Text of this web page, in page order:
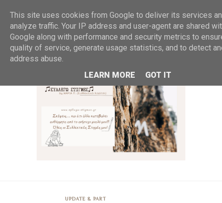
MENU
UPDATE & PART
This site uses cookies from Google to deliver its services
analyze traffic. Your IP address and user-agent are shared
Google along with performance and security metrics to
quality of service, generate usage statistics, and to detect
address abuse.
LEARN MORE
GOT IT